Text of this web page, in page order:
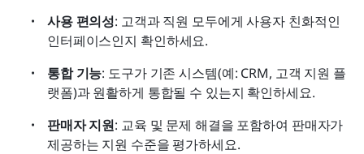
사용 편의성: 고객과 직원 모두에게 사용자 친화적인
인터페이스인지 확인하세요.
통합 기능: 도구가 기존 시스템(예: CRM, 고객 지원 플
랫폼)과 원활하게 통합될 수 있는지 확인하세요.
판매자 지원: 교육 및 문제 해결을 포함하여 판매자가
제공하는 지원 수준을 평가하세요.